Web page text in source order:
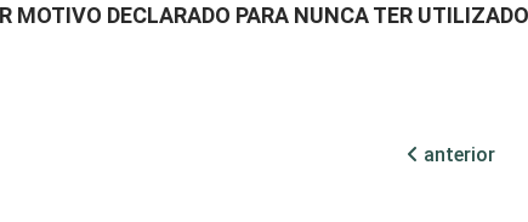
DECLARADO PARA NUNCA TER
anterior